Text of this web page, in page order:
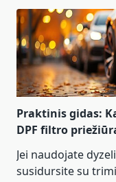
Praktinis gidas:
DPF filtro
Jei naudojate
susidursite su